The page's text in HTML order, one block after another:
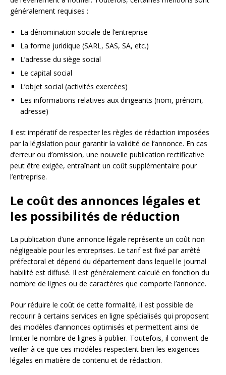
généralement requises :
La dénomination sociale de l’entreprise
La forme juridique (SARL, SAS, SA, etc.)
L’adresse du siège social
Le capital social
L’objet social (activités exercées)
Les informations relatives aux dirigeants (nom, prénom,
adresse)
Il est impératif de respecter les règles de rédaction imposées
par la législation pour garantir la validité de l’annonce. En cas
d’erreur ou d’omission, une nouvelle publication rectificative
peut être exigée, entraînant un coût supplémentaire pour
l’entreprise.
Le coût des annonces légales et
les possibilités de réduction
La publication d’une annonce légale représente un coût non
négligeable pour les entreprises. Le tarif est fixé par arrêté
préfectoral et dépend du département dans lequel le journal
habilité est diffusé. Il est généralement calculé en fonction du
nombre de lignes ou de caractères que comporte l’annonce.
Pour réduire le coût de cette formalité, il est possible de
recourir à certains services en ligne spécialisés qui proposent
des modèles d’annonces optimisés et permettent ainsi de
limiter le nombre de lignes à publier. Toutefois, il convient de
veiller à ce que ces modèles respectent bien les exigences
légales en matière de contenu et de rédaction.